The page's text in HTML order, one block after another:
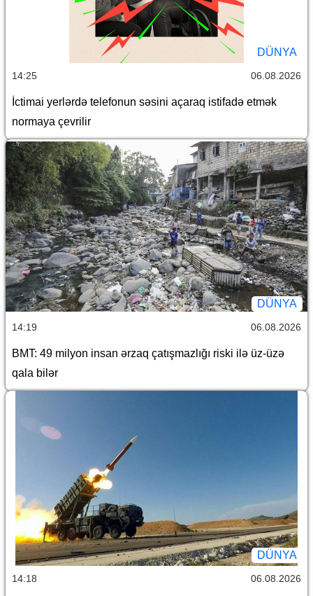
DÜNYA
14:25 06.08.2026
İctimai yerlərdə telefonun səsini açaraq istifadə etmək
normaya çevrilir
DÜNYA
14:19 06.08.2026
BMT: 49 milyon insan ərzaq çatışmazlığı riski ilə üz-üzə
qala bilər
DÜNYA
14:18 06.08.2026